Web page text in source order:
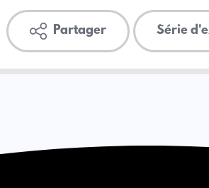
Partager Série